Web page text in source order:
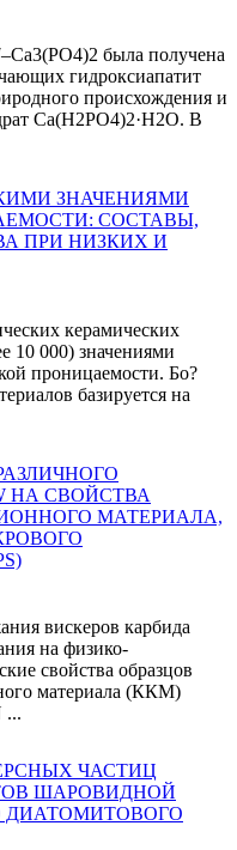
была получена
гидроксиапатит
происхождения и
Ca(H2PO4)2·H2O. В
ЗНАЧЕНИЯМИ
СОСТАВЫ,
ПРИ НИЗКИХ И
керамических
10 000) значениями
проницаемости. Бо?
базируется на
НА СВОЙСТВА
вискеров карбида
на физико-
свойства образцов
материала (ККМ)
...
ЧАСТИЦ
ШАРОВИДНОЙ
ДИАТОМИТОВОГО